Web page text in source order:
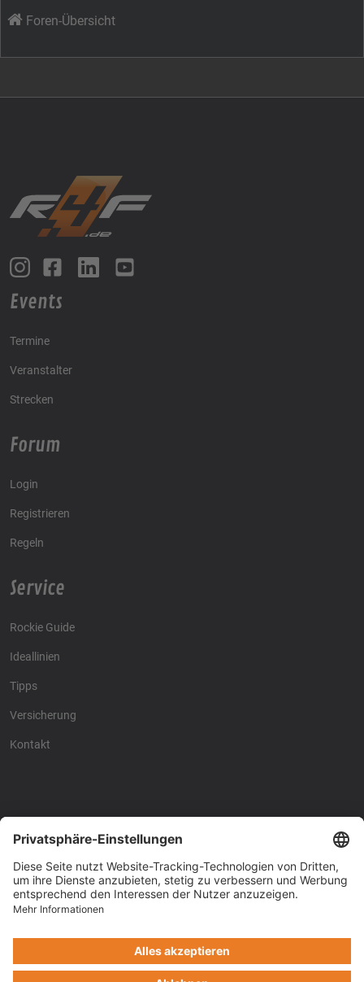
Foren-Übersicht
Events
Termine
Veranstalter
Strecken
Forum
Login
Registrieren
Regeln
Service
Rockie Guide
Ideallinien
Tipps
Versicherung
Kontakt
Racing4fun - Alles über
Racing4fun - Alles über
Copyright © Racing4Fun 2024 Impressum
Cookie-Einstellungen